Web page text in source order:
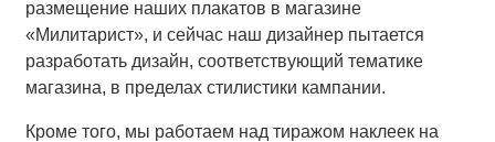
размещение наших плакатов в магазине
«Милитарист», и сейчас наш дизайнер пытается
разработать дизайн, соответствующий тематике
магазина, в пределах стилистики кампании.
Кроме того, мы работаем над тиражом наклеек на